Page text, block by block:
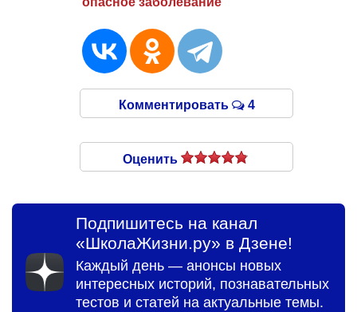
Комментировать 4
Оценить
Подпишитесь на канал
«ШколаЖизни.ру» в Дзене!
Каждый день — анонсы новых
интересных историй, познавательных
тестов и статей на актуальные темы.